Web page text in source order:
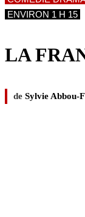
ENVIRON 1 H 15
LA
de Sylvie Abbou-